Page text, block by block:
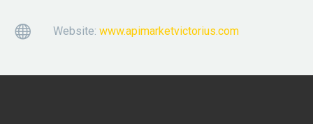

 Website: www.apimarketvictorius.com